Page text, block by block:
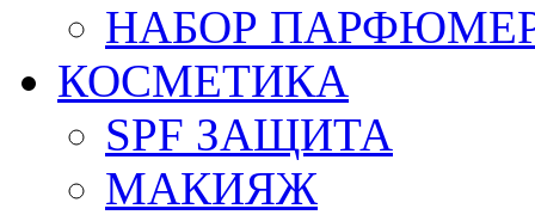
НАБОР
КОСМЕТИКА
SPF ЗАЩИТА
МАКИЯЖ